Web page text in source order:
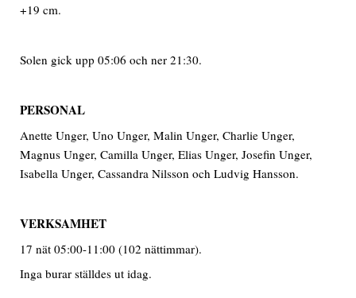
+19 cm.
Solen gick upp 05:06 och ner 21:30.
PERSONAL
Anette Unger, Uno Unger, Malin Unger, Charlie Unger,
Magnus Unger, Camilla Unger, Elias Unger, Josefin Unger,
Isabella Unger, Cassandra Nilsson och Ludvig Hansson.
VERKSAMHET
17 nät 05:00-11:00 (102 nättimmar).
Inga burar ställdes ut idag.